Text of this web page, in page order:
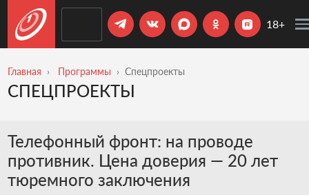
18+
Главная Программы Спецпроекты
СПЕЦПРОЕКТЫ
Телефонный фронт: на проводе
противник. Цена доверия — 20 лет
тюремного заключения